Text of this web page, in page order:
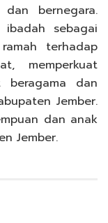
bernegara.
sebagai
terhadap
memperkuat
beragama dan
Jember.
dan anak
Jember.